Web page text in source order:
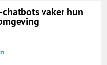
vaker hun